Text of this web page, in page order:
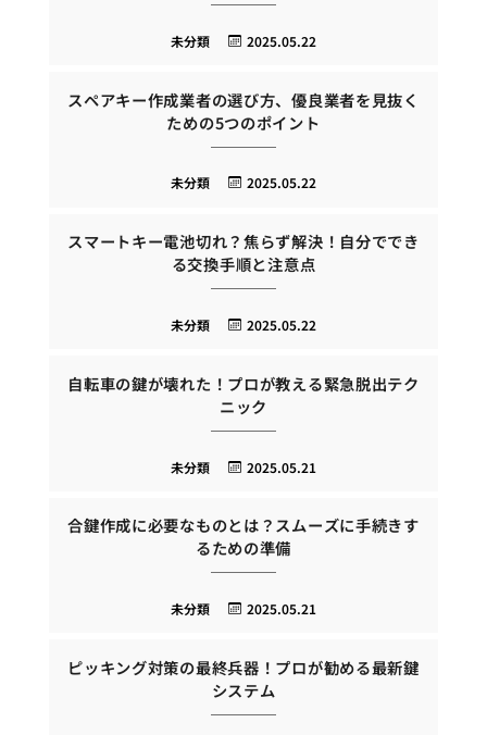
2025.05.22
未分類
スペアキー作成業者の選び方、優良業者を見抜く
ための5つのポイント
2025.05.22
未分類
スマートキー電池切れ？焦らず解決！自分ででき
る交換手順と注意点
2025.05.22
未分類
自転車の鍵が壊れた！プロが教える緊急脱出テク
ニック
2025.05.21
未分類
合鍵作成に必要なものとは？スムーズに手続きす
るための準備
2025.05.21
未分類
ピッキング対策の最終兵器！プロが勧める最新鍵
システム